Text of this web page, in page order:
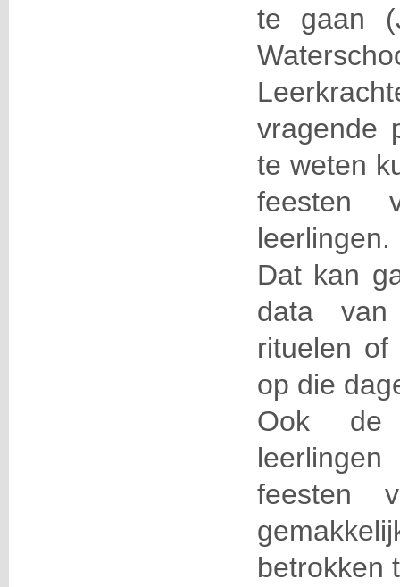
te gaan
vragende
te weten
feesten
leerlingen.
Dat kan
data
rituelen of
op die
Ook
feesten
betrokken